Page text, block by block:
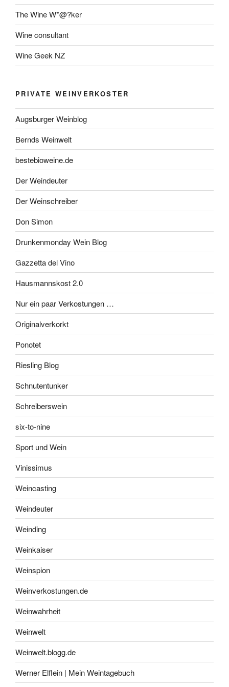
The Wine W*@?ker
Wine consultant
Wine Geek NZ
PRIVATE WEINVERKOSTER
Augsburger Weinblog
Bernds Weinwelt
bestebioweine.de
Der Weindeuter
Der Weinschreiber
Don Simon
Drunkenmonday Wein Blog
Gazzetta del Vino
Hausmannskost 2.0
Nur ein paar Verkostungen …
Originalverkorkt
Ponotet
Riesling Blog
Schnutentunker
Schreiberswein
six-to-nine
Sport und Wein
Vinissimus
Weincasting
Weindeuter
Weinding
Weinkaiser
Weinspion
Weinverkostungen.de
Weinwahrheit
Weinwelt
Weinwelt.blogg.de
Werner Elflein | Mein Weintagebuch